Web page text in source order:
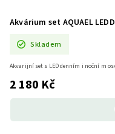
Akvárium set AQUAEL
Skladem
2 180 Kč
Akvarijní set s LED denním i noční m